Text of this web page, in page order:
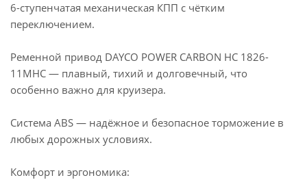
6-ступенчатая механическая КПП с чётким
переключением.
Ременной привод DAYCO POWER CARBON HC 1826-
11MHC — плавный, тихий и долговечный, что
особенно важно для круизера.
Система ABS — надёжное и безопасное торможение в
любых дорожных условиях.
Комфорт и эргономика: